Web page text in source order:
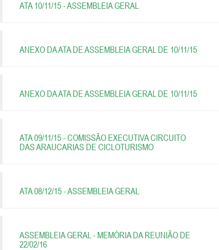
ATA 10/11/15 - ASSEMBLEIA GERAL
ANEXO DA ATA DE ASSEMBLEIA GERAL DE 10/11/15
ANEXO DA ATA DE ASSEMBLEIA GERAL DE 10/11/15
ATA 09/11/15 - COMISSÃO EXECUTIVA CIRCUITO
DAS ARAUCARIAS DE CICLOTURISMO
ATA 08/12/15 - ASSEMBLEIA GERAL
ASSEMBLEIA GERAL - MEMÓRIA DA REUNIÃO DE
22/02/16